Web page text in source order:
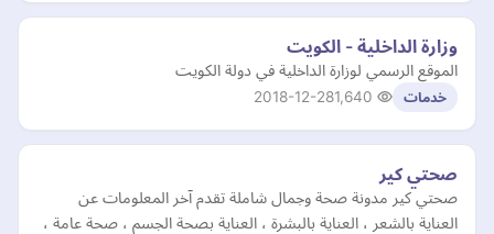
وزارة الداخلية - الكويت
الموقع الرسمي لوزارة الداخلية في دولة الكويت
خدمات 2018-12-28
صحتي كير
صحتي كير مدونة صحة وجمال شاملة تقدم آخر المعلومات عن
العناية بالشعر ، العناية بالبشرة ، العناية بصحة الجسم ، صحة عامة ،